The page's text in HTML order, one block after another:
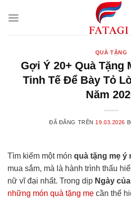
đến
QUÀ TẶNG
Gợi Ý 20+ Quà Tặng
Tinh Tế Để Bày Tỏ
Năm
ĐÃ ĐĂNG TRÊN 19.03.2026
Tìm kiếm một món quà tặng mẹ ý
mua sắm, mà là hành trình thấu
nữ vĩ đại nhất. Trong dịp Ngày
những món quà tặng mẹ cần thể